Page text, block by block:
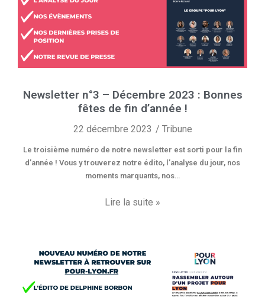
Newsletter n°3 – Décembre 2023 : Bonnes
fêtes de fin d’année !
22 décembre 2023 Tribune
Le troisième numéro de notre newsletter est sorti pour la fin
d’année ! Vous y trouverez notre édito, l’analyse du jour, nos
moments marquants, nos…
Lire la suite »